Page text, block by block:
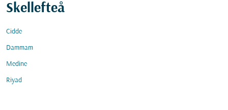
Skellefteå
Cidde
Dammam
Medine
Riyad